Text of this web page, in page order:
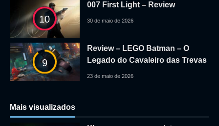
10
007 First Light – Review
30 de maio de 2026
9
Review – LEGO Batman – O
Legado do Cavaleiro das Trevas
23 de maio de 2026
Mais visualizados